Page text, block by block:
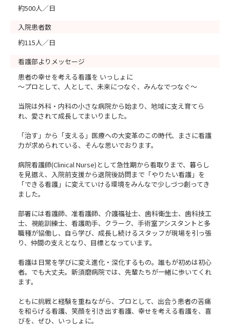
約500人／日
入院患者数
約115人／日
看護部よりメッセージ
患者の幸せを考える看護を いっしょに
～プロとして、人として、未来につなぐ、みんなでつなぐ～
当院は外科・内科の小さな病院から始まり、地域に支え育てら
れ、愛されて成長してまいりました。
「治す」から「支える」医療への大変革のこの時代、まさに看護
力が求められている、そんな思いでおります。
病院看護師(Clinical Nurse)として急性期から看取りまで、暮らし
を見据え、入院前支援から退院後訪問まで「やりたい看護」を
「できる看護」に変えていける環境をみんなで少しづつ創ってき
ました。
部署には看護師、准看護師、介護福祉士、歯科衛生士、歯科技工
士、視能訓練士、看護助手、クラーク、手術室アシスタントと多
職種が協働し、自ら学び、成長し続けるスタッフが現場を引っ張
り、仲間の支えとなり、目標となっています。
看護は日常を学びに変え進化・深化するもの。誰もが初めは初心
者。でも大丈夫。新須磨病院では、先輩たちが一緒に歩いてくれ
ます。
ともに挑戦と経験を重ねながら、プロとして、出会う患者の苦痛
を和らげる看護、笑顔を引き出す看護、幸せを考える看護を、喜
びを、ぜひ、いっしょに。